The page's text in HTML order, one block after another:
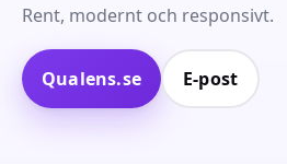
Rent, modernt och responsivt.
Qualens.se E‑post